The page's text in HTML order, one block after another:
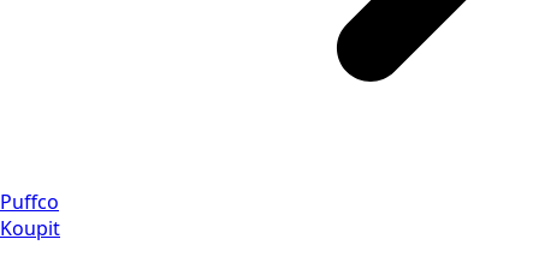
Puffco
Koupit